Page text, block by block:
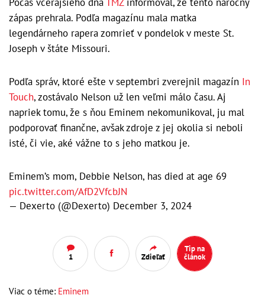
zápas prehrala. Podľa magazínu mala matka
legendárneho rapera zomrieť v pondelok v meste St.
Joseph v štáte Missouri.
Podľa správ, ktoré ešte v septembri zverejnil magazín In
Touch, zostávalo Nelson už len veľmi málo času. Aj
napriek tomu, že s ňou Eminem nekomunikoval, ju mal
podporovať finančne, avšak zdroje z jej okolia si neboli
isté, či vie, aké vážne to s jeho matkou je.
Eminem’s mom, Debbie Nelson, has died at age 69
pic.twitter.com/AfD2VfcbJN
— Dexerto (@Dexerto) December 3, 2024
1 Zdieľať
Tip na
článok
Viac o téme: Eminem